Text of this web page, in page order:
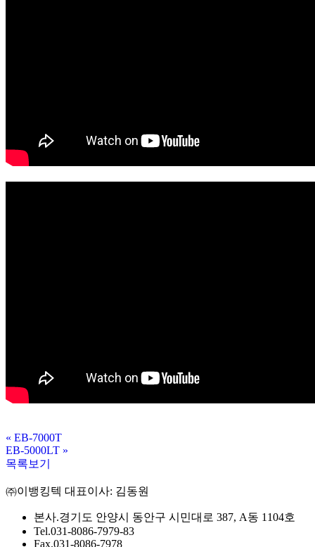
« EB-7000T
EB-5000LT »
목록보기
㈜이뱅킹텍 대표이사: 김동원
본사.경기도 안양시 동안구 시민대로 387, A동 1104호
Tel.031-8086-7979-83
Fax.031-8086-7978